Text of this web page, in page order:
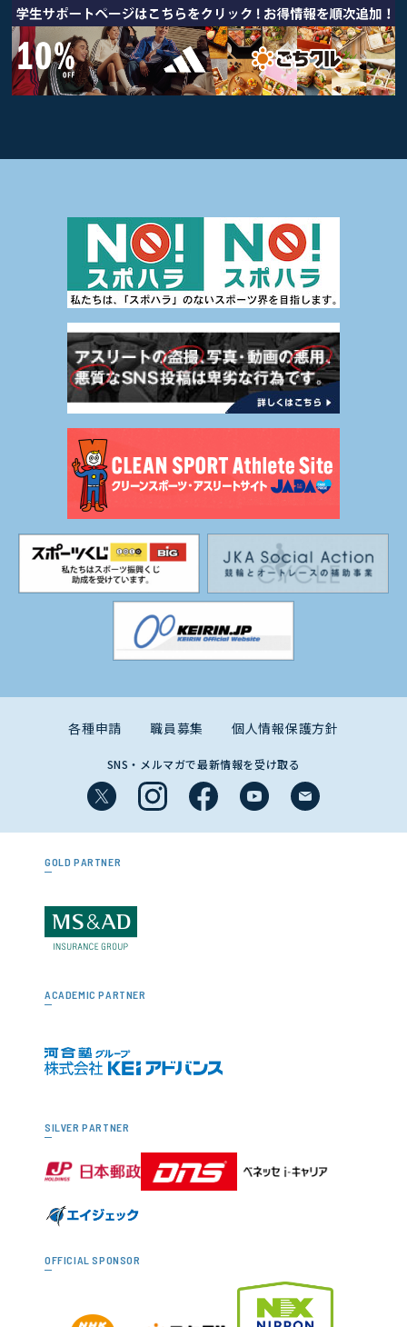
各種申請 職員募集 個人情報保護方針
SNS・メルマガで最新情報を受け取る
GOLD PARTNER
ACADEMIC PARTNER
SILVER PARTNER
OFFICIAL SPONSOR